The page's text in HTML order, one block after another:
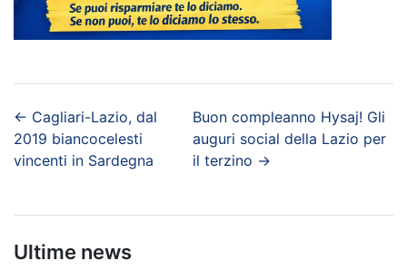
← Cagliari-Lazio, dal
2019 biancocelesti
vincenti in Sardegna
Buon compleanno Hysaj! Gli
auguri social della Lazio per
il terzino →
Ultime news